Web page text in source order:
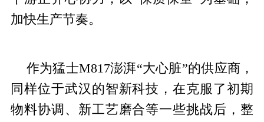
加快生产节奏。
作为猛士M817澎湃“大心脏”的供应商，
同样位于武汉的智新科技，在克服了初期
物料协调、新工艺磨合等一些挑战后，整